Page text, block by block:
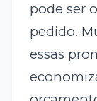
pode ser
pedido.
essas